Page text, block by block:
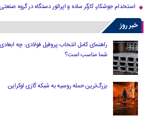
استخدام جوشکار، کارگر ساده و اپراتور دستگاه در گروه
خبر روز
راهنمای کامل انتخاب پروفیل فولادی: چه
شما مناسب است؟
بزرگ‌ترین حمله روسیه به شبکه گازی اوکراین